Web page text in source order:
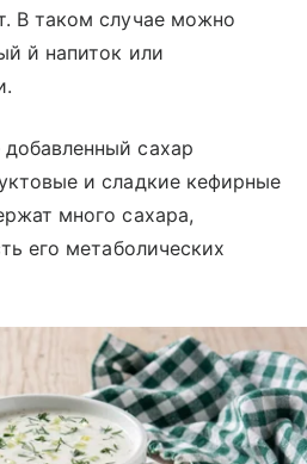
В таком случае можно
й напиток или
сахар
и сладкие кефирные
много сахара,
его метаболических